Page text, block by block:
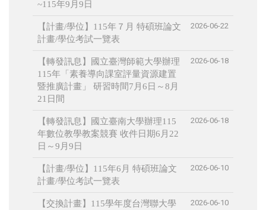
~115年9月9日
【計畫/學位】115年７月 特碩班論文
計畫/學位考試一覽表
2026-06-22
【轉發訊息】國立臺灣師範大學辦理
115年「素養導向課室評量資源建置
暨推廣計畫」 研習時間7月6日～8月
21日間
2026-06-18
【轉發訊息】國立臺南大學辦理115
年數位教學教案競賽 收件日期6月22
日～9月9日
2026-06-18
【計畫/學位】115年6月 特碩班論文
計畫/學位考試一覽表
2026-06-10
【交換計畫】115學年度台灣聯大學
2026-06-10